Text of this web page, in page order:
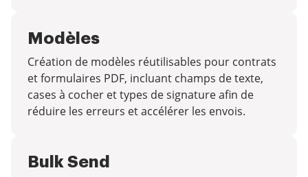
Modèles
Création de modèles réutilisables pour contrats
et formulaires PDF, incluant champs de texte,
cases à cocher et types de signature afin de
réduire les erreurs et accélérer les envois.
Bulk Send